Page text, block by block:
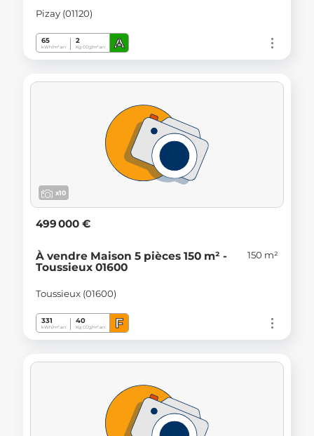
Pizay (01120)
65
kWh/m².an
2
Kg CO2/m².an A
x10
499 000 €
À vendre Maison 5 pièces 150 m² -
Toussieux 01600
150 m²
Toussieux (01600)
331
kWh/m².an
40
Kg CO2/m².an F